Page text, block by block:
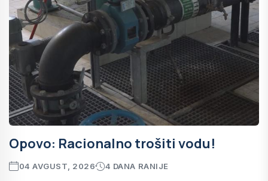
Opovo: Racionalno trošiti vodu!
04 AVGUST, 2026 4 DANA RANIJE